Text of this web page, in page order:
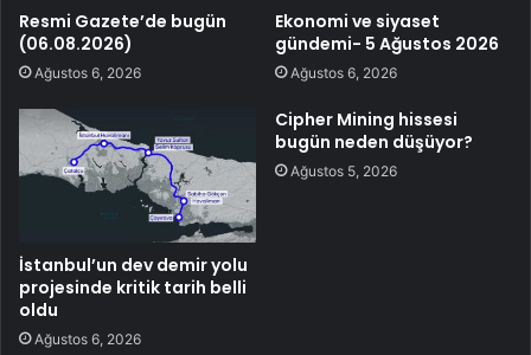
Resmi Gazete’de bugün
(06.08.2026)
Ağustos 6, 2026
Ekonomi ve siyaset
gündemi- 5 Ağustos 2026
Ağustos 6, 2026
İstanbul’un dev demir yolu
projesinde kritik tarih belli
oldu
Ağustos 6, 2026
Cipher Mining hissesi
bugün neden düşüyor?
Ağustos 5, 2026